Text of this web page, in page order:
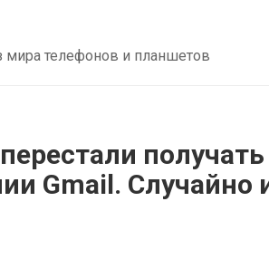
мира телефонов и планшетов
Gmail. Случайно